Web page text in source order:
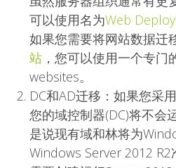
可以使用名为Web
如果您需要将网站数据迁
站 ，您可以使用一个专门
websites。
DC和AD迁移：如果您采
您的域控制器(DC)将不会
是说现有域和林将为
Windows Server 2012